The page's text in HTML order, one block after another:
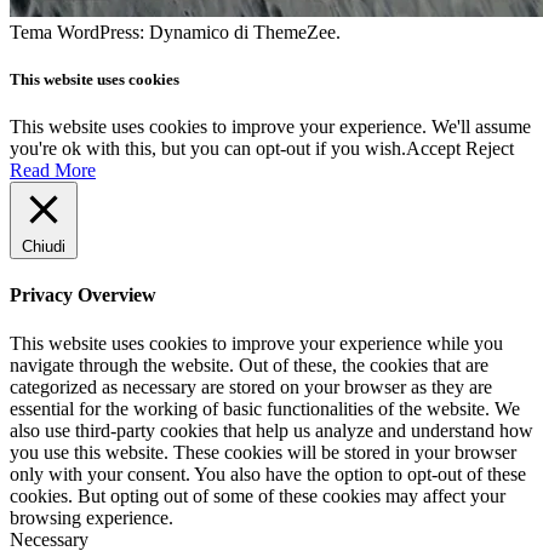
Tema WordPress: Dynamico di ThemeZee.
This website uses cookies
This website uses cookies to improve your experience. We'll assume
you're ok with this, but you can opt-out if you wish.Accept Reject
Read More
Chiudi
Privacy Overview
This website uses cookies to improve your experience while you
navigate through the website. Out of these, the cookies that are
categorized as necessary are stored on your browser as they are
essential for the working of basic functionalities of the website. We
also use third-party cookies that help us analyze and understand how
you use this website. These cookies will be stored in your browser
only with your consent. You also have the option to opt-out of these
cookies. But opting out of some of these cookies may affect your
browsing experience.
Necessary